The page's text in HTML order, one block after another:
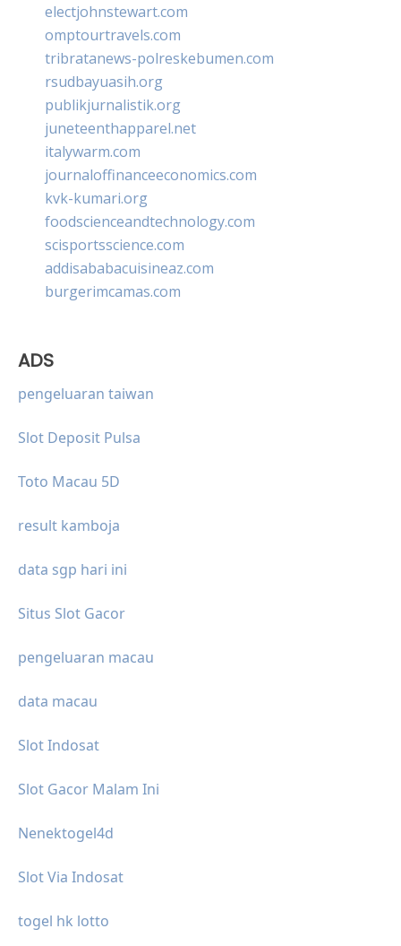
electjohnstewart.com
omptourtravels.com
tribratanews-polreskebumen.com
rsudbayuasih.org
publikjurnalistik.org
juneteenthapparel.net
italywarm.com
journaloffinanceeconomics.com
kvk-kumari.org
foodscienceandtechnology.com
scisportsscience.com
addisababacuisineaz.com
burgerimcamas.com
ADS
pengeluaran taiwan
Slot Deposit Pulsa
Toto Macau 5D
result kamboja
data sgp hari ini
Situs Slot Gacor
pengeluaran macau
data macau
Slot Indosat
Slot Gacor Malam Ini
Nenektogel4d
Slot Via Indosat
togel hk lotto